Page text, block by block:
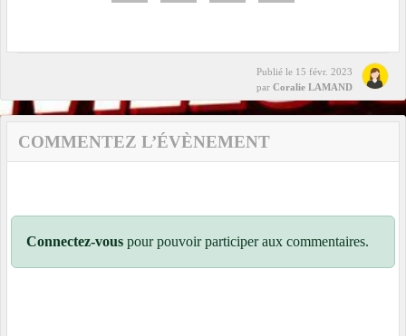
Publié le 15 févr. 2023
par Coralie LAMAND
COMMENTEZ L’ÉVÈNEMENT
Connectez-vous pour pouvoir participer aux commentaires.